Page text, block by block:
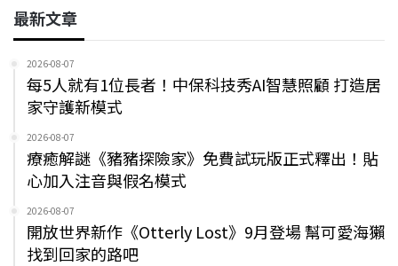
最新文章
2026-08-07
每5人就有1位長者！中保科技秀AI智慧照顧 打造居
家守護新模式
2026-08-07
療癒解謎《豬豬探險家》免費試玩版正式釋出！貼
心加入注音與假名模式
2026-08-07
開放世界新作《Otterly Lost》9月登場 幫可愛海獺
找到回家的路吧